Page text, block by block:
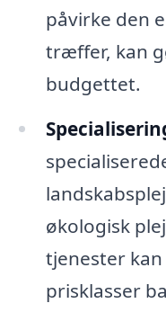
påvirke den
træffer, kan
budgettet.
økologisk
tjenester
prisklasser